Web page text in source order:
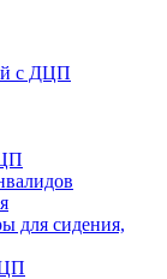
с ДЦП
для сидения,